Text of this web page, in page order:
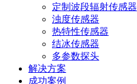
定制波段辐射传感器
浊度传感器
热特性传感器
结冰传感器
多参数探头
解决方案
成功案例